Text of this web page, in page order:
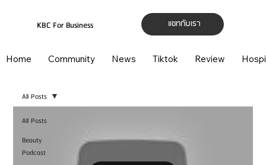
แชทกับเรา
KBC For Business
Home Community News Tiktok Review
All Posts
Beauty
Podcast
All Posts